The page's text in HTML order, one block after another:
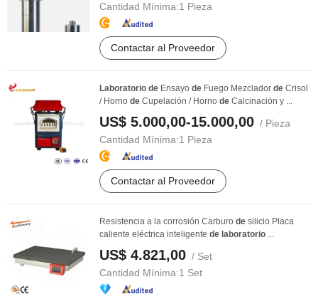
Cantidad Mínima:1 Pieza
Contactar al Proveedor
Laboratorio de Ensayo de Fuego Mezclador de Crisol
/ Horno de Cupelación / Horno de Calcinación y ...
US$ 5.000,00-15.000,00 / Pieza
Cantidad Mínima:1 Pieza
Contactar al Proveedor
Resistencia a la corrosión Carburo de silicio Placa
caliente eléctrica inteligente de laboratorio ...
US$ 4.821,00 / Set
Cantidad Mínima:1 Set